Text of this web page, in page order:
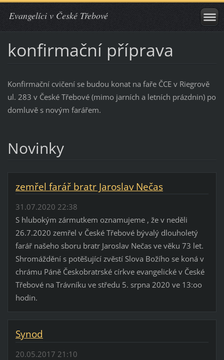
Evangelíci v České Třebové
konfirmační příprava
Konfirmační cvičení se budou konat na faře ČCE v Riegrově
ul. 283 v České Třebové (mimo jarních a letních prázdnin) po
domluvě s novým farářem.
Novinky
zemřel farář bratr Jaroslav Nečas
31.07.2020 22:38
S hlubokým zármutkem oznamujeme , že v neděli
26.7.2020 zemřel v České Třebové bývalý dlouholetý
farář našeho sboru bratr Jaroslav Nečas ve věku 73 let.
Shromáždění s potěšující zvěstí Slova Božího se koná v
chrámu Páně Českobratrské církve evangelické v České
Třebové na Trávníku ve středu 5. srpna 2020 ve 13:oo
hodin.
Synod
20.05.2017 21:10